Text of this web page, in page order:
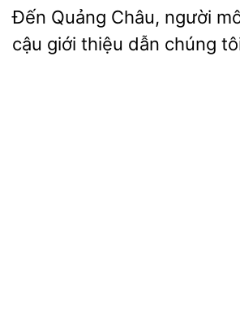
Đến Quảng Châu, người
cậu giới thiệu
chúng